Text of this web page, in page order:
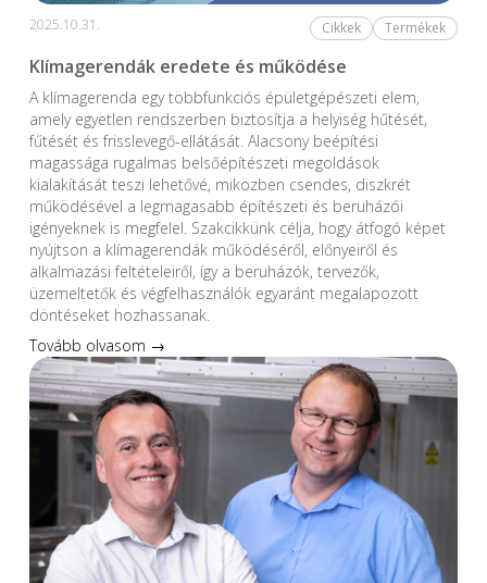
2025.10.31. Cikkek Termékek
Klímagerendák eredete és működése
A klímagerenda egy többfunkciós épületgépészeti elem,
amely egyetlen rendszerben biztosítja a helyiség hűtését,
fűtését és frisslevegő-ellátását. Alacsony beépítési
magassága rugalmas belsőépítészeti megoldások
kialakítását teszi lehetővé, miközben csendes, diszkrét
működésével a legmagasabb építészeti és beruházói
igényeknek is megfelel. Szakcikkünk célja, hogy átfogó képet
nyújtson a klímagerendák működéséről, előnyeiről és
alkalmazási feltételeiről, így a beruházók, tervezők,
üzemeltetők és végfelhasználók egyaránt megalapozott
döntéseket hozhassanak.
Tovább olvasom →